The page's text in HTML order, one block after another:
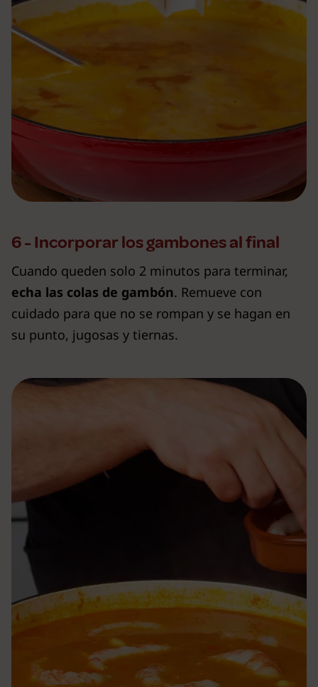
6 - Incorporar los gambones al final
Cuando queden solo 2 minutos para terminar,
echa las colas de gambón. Remueve con
cuidado para que no se rompan y se hagan en
su punto, jugosas y tiernas.